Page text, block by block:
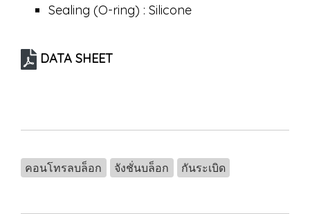
Sealing (O-ring) : Silicone
DATA SHEET
คอนโทรลบล็อก จังชั่นบล็อก กันระเบิด